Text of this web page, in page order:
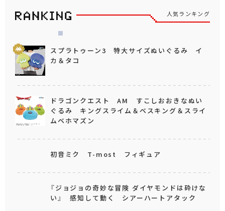
人気ランキング
スプラトゥーン3 特大サイズぬいぐるみ イ
カ＆タコ
ドラゴンクエスト AM すこしおおきなぬい
ぐるみ キングスライム＆ベスキング＆スライ
ムベホマズン
初音ミク T-most フィギュア
『ジョジョの奇妙な冒険 ダイヤモンドは砕けな
い』 感知して動く シアーハートアタック